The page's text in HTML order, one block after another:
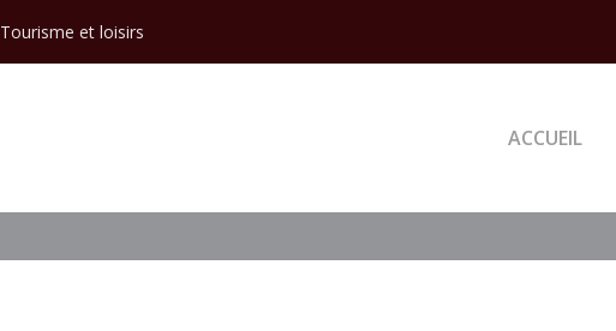
Tourisme et loisirs
ACCUEIL